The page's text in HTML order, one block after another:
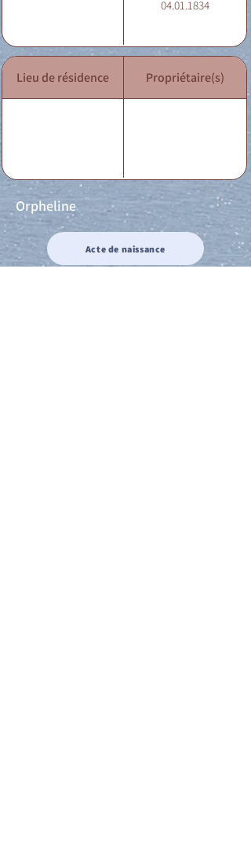
04.01.1834
Lieu de résidence Propriétaire(s)
Orpheline
Acte de naissance